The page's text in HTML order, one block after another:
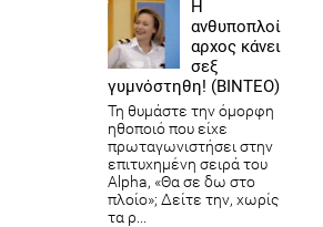
Η
ανθυποπλοί
αρχος κάνει
σεξ
γυμνόστηθη! (ΒΙΝΤΕΟ)
Τη θυμάστε την όμορφη
ηθοποιό που είχε
πρωταγωνιστήσει στην
επιτυχημένη σειρά του
Alpha, «Θα σε δω στο
πλοίο»; Δείτε την, χωρίς
τα ρ...